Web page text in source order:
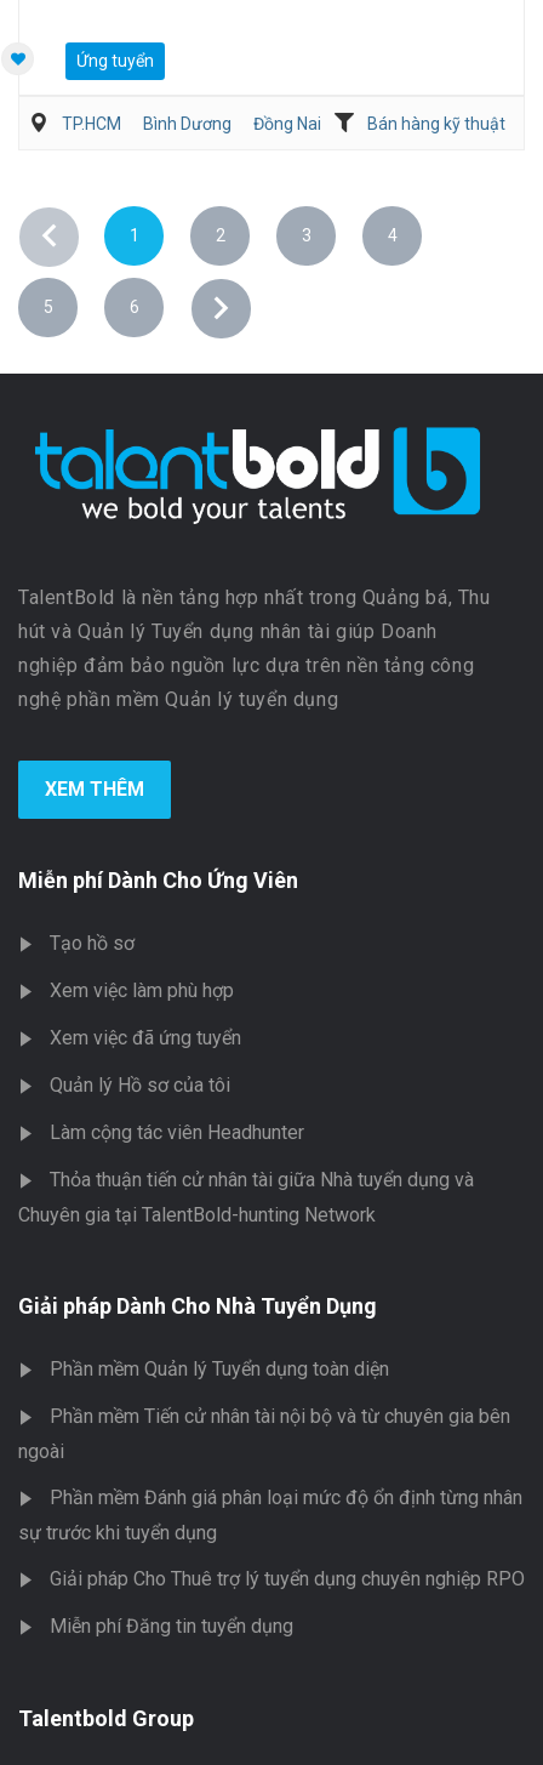
Ứng tuyển
TP.HCM Bình Dương Đồng Nai Bán hàng kỹ thuật
1 2 3 4
5 6
TalentBold là nền tảng hợp nhất trong Quảng bá, Thu
hút và Quản lý Tuyển dụng nhân tài giúp Doanh
nghiệp đảm bảo nguồn lực dựa trên nền tảng công
nghệ phần mềm Quản lý tuyển dụng
XEM THÊM
Miễn phí Dành Cho Ứng Viên
Tạo hồ sơ
Xem việc làm phù hợp
Xem việc đã ứng tuyển
Quản lý Hồ sơ của tôi
Làm cộng tác viên Headhunter
Thỏa thuận tiến cử nhân tài giữa Nhà tuyển dụng và
Chuyên gia tại TalentBold-hunting Network
Giải pháp Dành Cho Nhà Tuyển Dụng
Phần mềm Quản lý Tuyển dụng toàn diện
Phần mềm Tiến cử nhân tài nội bộ và từ chuyên gia bên
ngoài
Phần mềm Đánh giá phân loại mức độ ổn định từng nhân
sự trước khi tuyển dụng
Giải pháp Cho Thuê trợ lý tuyển dụng chuyên nghiệp RPO
Miễn phí Đăng tin tuyển dụng
Talentbold Group